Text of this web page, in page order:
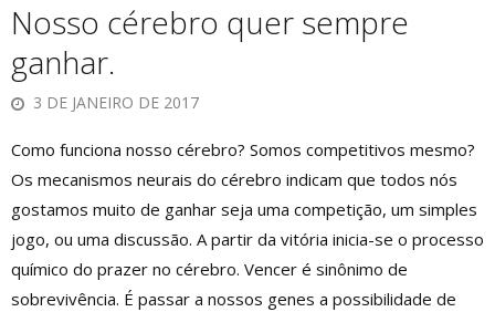
Nosso cérebro quer sempre
ganhar.
3 DE JANEIRO DE 2017
Como funciona nosso cérebro? Somos competitivos mesmo?
Os mecanismos neurais do cérebro indicam que todos nós
gostamos muito de ganhar seja uma competição, um simples
jogo, ou uma discussão. A partir da vitória inicia-se o processo
químico do prazer no cérebro. Vencer é sinônimo de
sobrevivência. É passar a nossos genes a possibilidade de